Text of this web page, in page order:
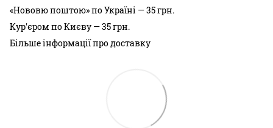
«Нововю поштою» по Україні — 35 грн.
Кур'єром по Києву — 35 грн.
Більше інформації про доставку